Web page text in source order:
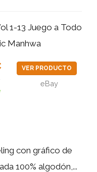
1-13 Juego a Todo
Manhwa
VER PRODUCTO
eBay
con gráfico de
100% algodón,...